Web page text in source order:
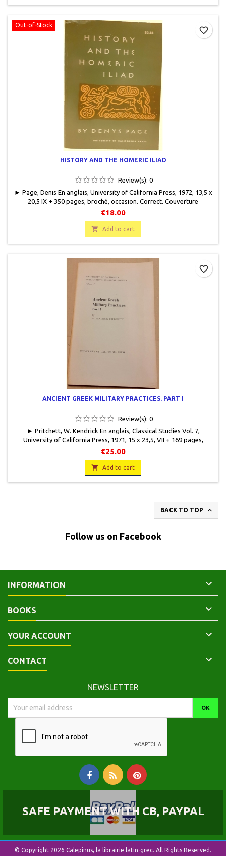
Out-of-Stock
HISTORY AND THE HOMERIC ILIAD
Review(s): 0
► Page, Denis En anglais, University of California Press, 1972, 13,5 x
20,5 IX + 350 pages, broché, occasion. Correct. Couverture
défraîchie, bords frottés, haut de couverture recto et haut de dos,
€18.00
 Add to cart
favorite_border
ANCIENT GREEK MILITARY PRACTICES. PART I
Review(s): 0
► Pritchett, W. Kendrick En anglais, Classical Studies Vol. 7,
University of California Press, 1971, 15 x 23,5, VII + 169 pages,
broché, occasion. Bon état. Bords de couvertures insolés.
€25.00
 Add to cart
favorite_border
BACK TO TOP 
Follow us on Facebook
INFORMATION 
BOOKS 
YOUR ACCOUNT 
CONTACT 
NEWSLETTER
SAFE PAYMENT WITH CB, PAYPAL
© Copyright 2026 Calepinus, la librairie latin-grec. All Rights Reserved.